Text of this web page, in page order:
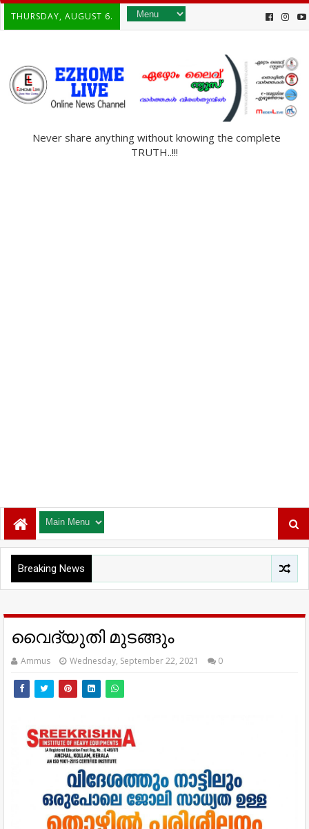
THURSDAY, AUGUST 6.
Never share anything without knowing the complete
TRUTH..!!!
Breaking News
വൈദ്യുതി മുടങ്ങും
Ammus Wednesday, September 22, 2021 0